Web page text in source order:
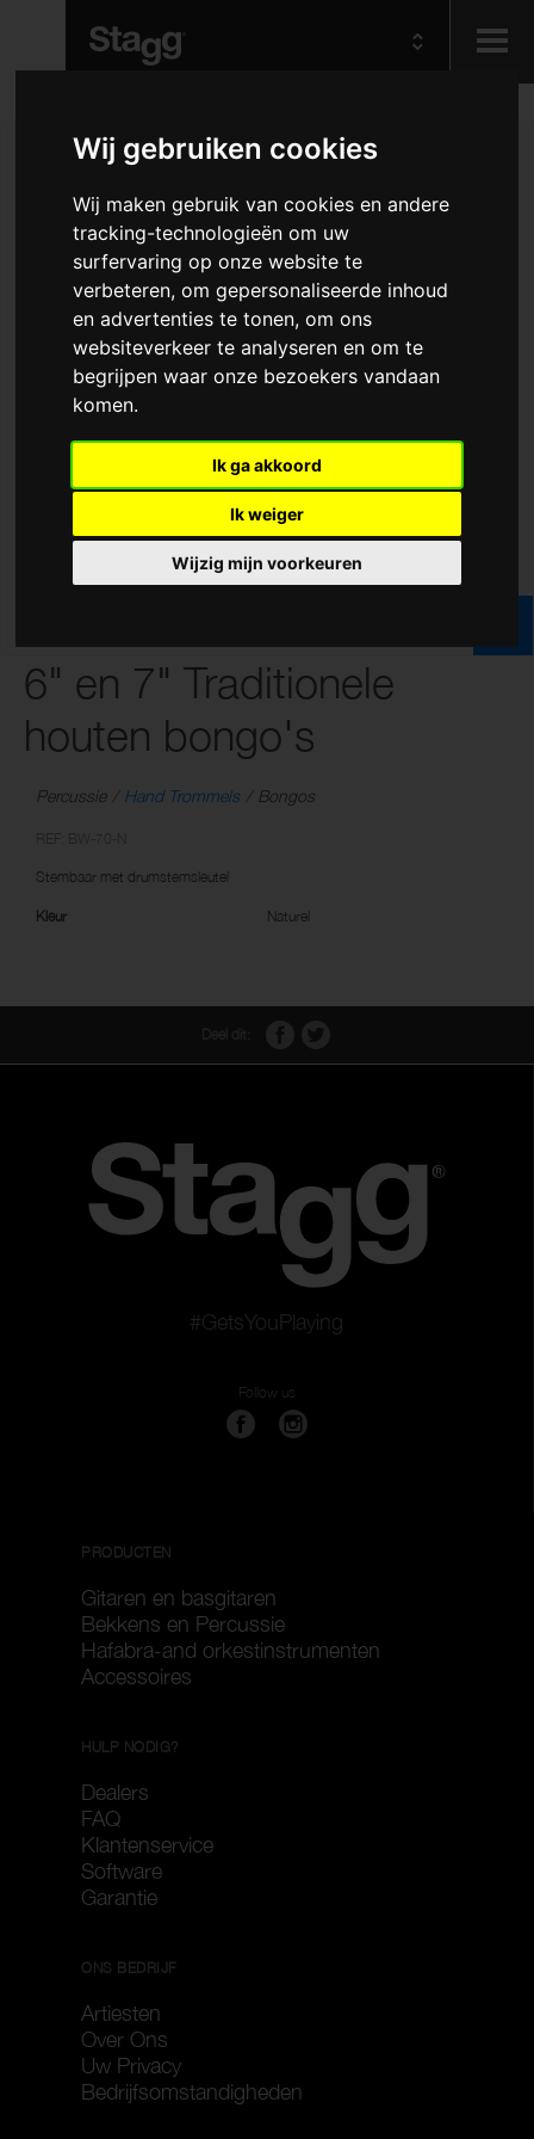
Wij gebruiken cookies
Wij maken gebruik van cookies en andere
tracking-technologieën om uw
surfervaring op onze website te
verbeteren, om gepersonaliseerde inhoud
en advertenties te tonen, om ons
websiteverkeer te analyseren en om te
begrijpen waar onze bezoekers vandaan
komen.
Ik ga akkoord
Ik weiger
Wijzig mijn voorkeuren
Audio &
Lighting
6" en 7" Traditionele
houten bongo's
Percussie Hand Trommels Bongos
Stembaar met drumstemsleutel
Kleur Naturel
#GetsYouPlaying
Follow us
PRODUCTEN
Gitaren en basgitaren
Bekkens en Percussie
Hafabra-and orkestinstrumenten
Accessoires
HULP NODIG?
Dealers
FAQ
Klantenservice
Software
Garantie
ONS BEDRIJF
Artiesten
Over Ons
Uw Privacy
Bedrijfsomstandigheden